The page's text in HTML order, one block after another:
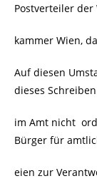
Postverteiler der
kammer Wien,
Auf diesen
dieses
im Amt nicht
Bürger für
eien zur